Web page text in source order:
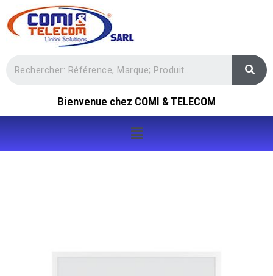
Bienvenue chez COMI & TELECOM